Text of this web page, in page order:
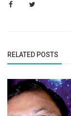
RELATED POSTS